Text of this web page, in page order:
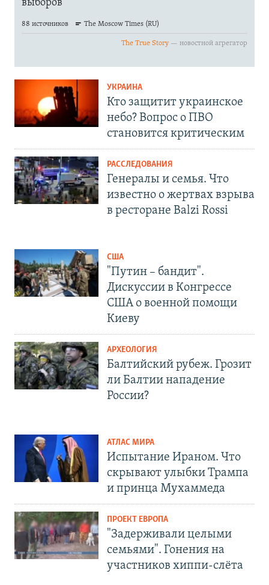
УКРАИНА
Кто защитит украинское
небо? Вопрос о ПВО
становится критическим
РАССЛЕДОВАНИЯ
Генералы и семья. Что
известно о жертвах взрыва
в ресторане Balzi Rossi
США
"Путин – бандит".
Дискуссии в Конгрессе
США о военной помощи
Киеву
АРХЕОЛОГИЯ
Балтийский рубеж. Грозит
ли Балтии нападение
России?
АТЛАС МИРА
Испытание Ираном. Что
скрывают улыбки Трампа
и принца Мухаммеда
ПРОЕКТ ЕВРОПА
"Задерживали целыми
семьями". Гонения на
участников хиппи-слёта